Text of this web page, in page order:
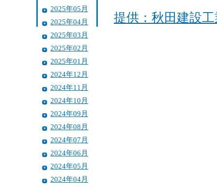
2025年05月
2025年04月
2025年03月
2025年02月
2025年01月
2024年12月
2024年11月
2024年10月
2024年09月
2024年08月
2024年07月
2024年06月
2024年05月
2024年04月
提供：秋田建設